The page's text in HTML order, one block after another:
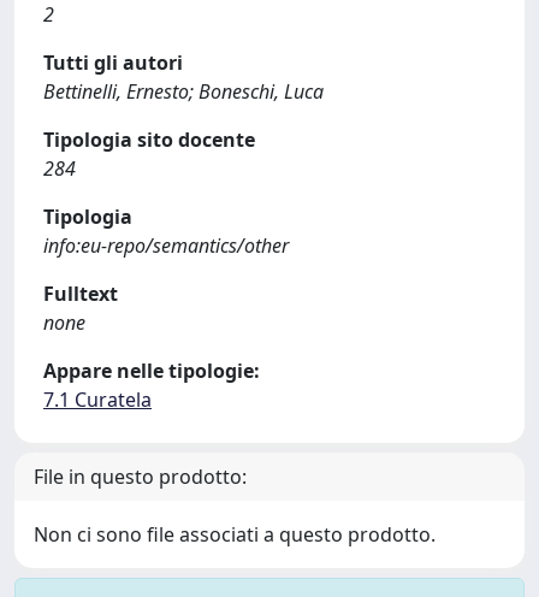
2
Tutti gli autori
Bettinelli, Ernesto; Boneschi, Luca
Tipologia sito docente
284
Tipologia
info:eu-repo/semantics/other
Fulltext
none
Appare nelle tipologie:
7.1 Curatela
File in questo prodotto:
Non ci sono file associati a questo prodotto.